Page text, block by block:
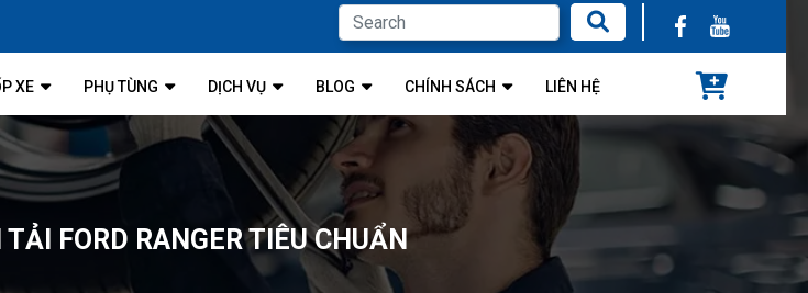
XE PHỤ TÙNG DỊCH VỤ BLOG CHÍNH SÁCH LIÊN HỆ
FORD RANGER TIÊU CHUẨN